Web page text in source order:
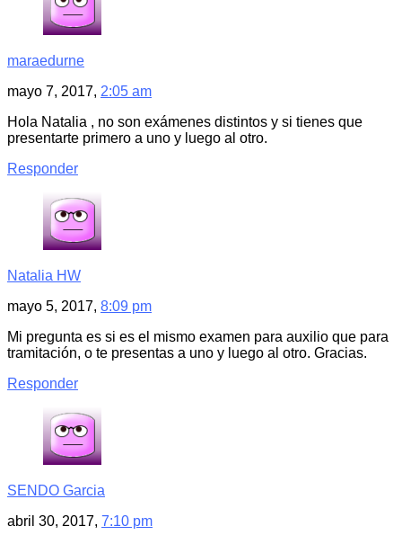
maraedurne
mayo 7, 2017, 2:05 am
Hola Natalia , no son exámenes distintos y si tienes que
presentarte primero a uno y luego al otro.
Responder
Natalia HW
mayo 5, 2017, 8:09 pm
Mi pregunta es si es el mismo examen para auxilio que para
tramitación, o te presentas a uno y luego al otro. Gracias.
Responder
SENDO Garcia
abril 30, 2017, 7:10 pm